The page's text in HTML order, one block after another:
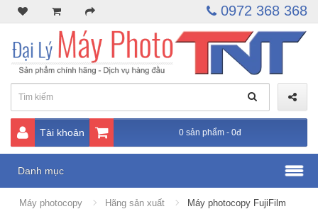
0972 368 368
Tài khoản 0 sản phẩm - 0đ
Danh mục
Máy photocopy Hãng sản xuất Máy photocopy FujiFilm